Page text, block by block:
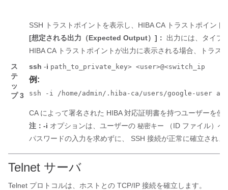
SSH トラストポイントを表示し、HIBA CA トラストポイント
[想定される出力（Expected Output）]：
出力には、タイプ
HIBA CA トラストポイントが出力に表示される場合、トラス
ス
テ
ッ
プ 3
ssh -i path_to_private_key> <user>@<switch_ip
例:
ssh -i /home/admin/.hiba-ca/users/google-user
CA によって署名された HIBA 対応証明書を持つユーザーを
注： -i オプションは、ユーザーの 秘密キー （ID ファイル）
パスワードの入力を求めずに、 SSH 接続が正常に確立され
Telnet サーバ
Telnet プロトコルは、ホストとの TCP/IP 接続を確立します。